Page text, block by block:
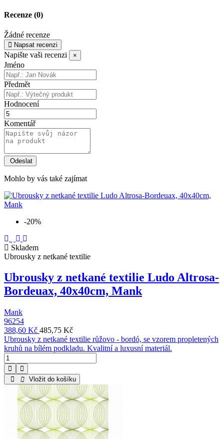
Recenze (0)
Žádné recenze
Napsat recenzi
Napište vaši recenzi ×
Jméno
Předmět
Hodnocení
Komentář
Mohlo by vás také zajímat
-20%
Skladem
Ubrousky z netkané textilie
Ubrousky z netkané textilie Ludo Altrosa-
Bordeuax, 40x40cm, Mank
Mank
96254
388,60 Kč 485,75 Kč
Ubrousky z netkané textilie růžovo - bordó, se vzorem propletených
kruhů na bílém podkladu. Kvalitní a luxusní materiál.
Vložit do košíku